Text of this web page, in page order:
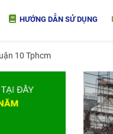
HƯỚNG DẪN SỬ DỤNG
10 Tphcm